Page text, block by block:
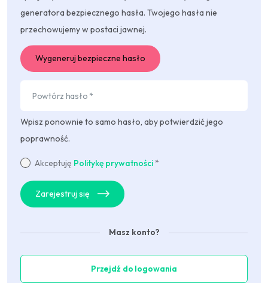
generatora bezpiecznego hasła. Twojego hasła nie
przechowujemy w postaci jawnej.
Wygeneruj bezpieczne hasło
Wpisz ponownie to samo hasło, aby potwierdzić jego
poprawność.
Akceptuję Politykę prywatności *
Zarejestruj się
Masz konto?
Przejdź do logowania